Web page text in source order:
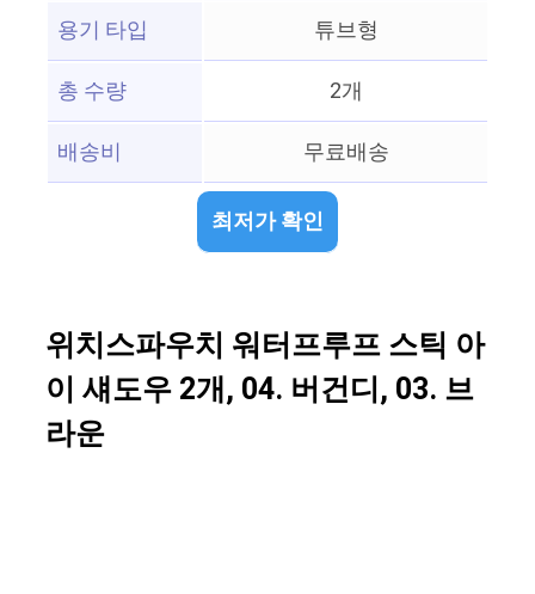
용기 타입
튜브형
총 수량
2개
배송비
무료배송
최저가 확인
위치스파우치 워터프루프 스틱 아
이 섀도우 2개, 04. 버건디, 03. 브
라운